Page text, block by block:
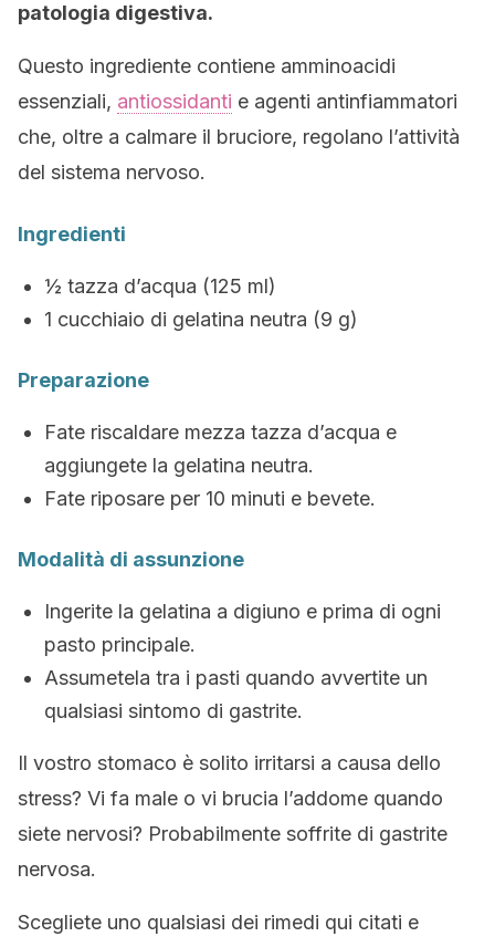
patologia digestiva.
Questo ingrediente contiene amminoacidi
essenziali, antiossidanti e agenti antinfiammatori
che, oltre a calmare il bruciore, regolano l’attività
del sistema nervoso.
Ingredienti
½ tazza d’acqua (125 ml)
1 cucchiaio di gelatina neutra (9 g)
Preparazione
Fate riscaldare mezza tazza d’acqua e
aggiungete la gelatina neutra.
Fate riposare per 10 minuti e bevete.
Modalità di assunzione
Ingerite la gelatina a digiuno e prima di ogni
pasto principale.
Assumetela tra i pasti quando avvertite un
qualsiasi sintomo di gastrite.
Il vostro stomaco è solito irritarsi a causa dello
stress? Vi fa male o vi brucia l’addome quando
siete nervosi? Probabilmente soffrite di gastrite
nervosa.
Scegliete uno qualsiasi dei rimedi qui citati e